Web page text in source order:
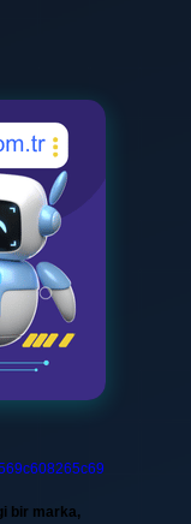
bir marka,